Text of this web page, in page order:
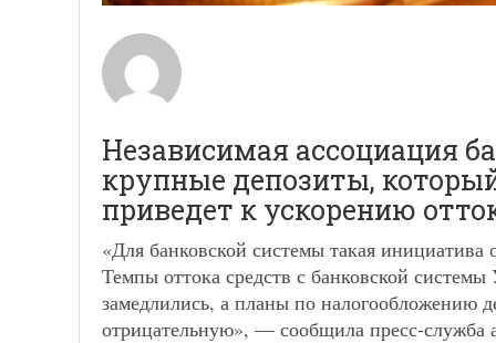
Независимая ассоциация
крупные депозиты,
приведет к ускорению
«Для банковской системы такая инициатива
Темпы оттока средств с банковской
замедлились, а планы по налогообложению
отрицательную», — сообщила пресс-служба